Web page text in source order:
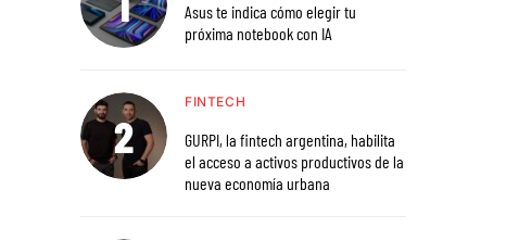
Asus te indica cómo elegir tu
próxima notebook con IA
FINTECH
GURPI, la fintech argentina, habilita
el acceso a activos productivos de la
nueva economía urbana